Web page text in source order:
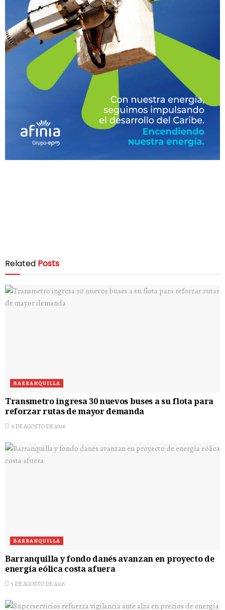
Related Posts
BARRANQUILLA
Transmetro ingresa 30 nuevos buses a su flota para
reforzar rutas de mayor demanda
6 DE AGOSTO DE 2026
BARRANQUILLA
Barranquilla y fondo danés avanzan en proyecto de
energía eólica costa afuera
5 DE AGOSTO DE 2026